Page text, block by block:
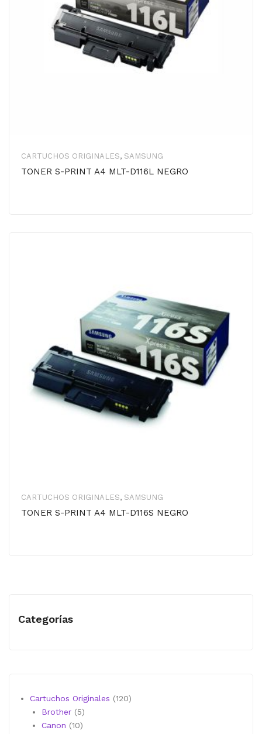
CARTUCHOS ORIGINALES, SAMSUNG
TONER S-PRINT A4 MLT-D116L NEGRO
CARTUCHOS ORIGINALES, SAMSUNG
TONER S-PRINT A4 MLT-D116S NEGRO
Categorías
Cartuchos Originales 120120
Brother 55
productos
Canon 1010